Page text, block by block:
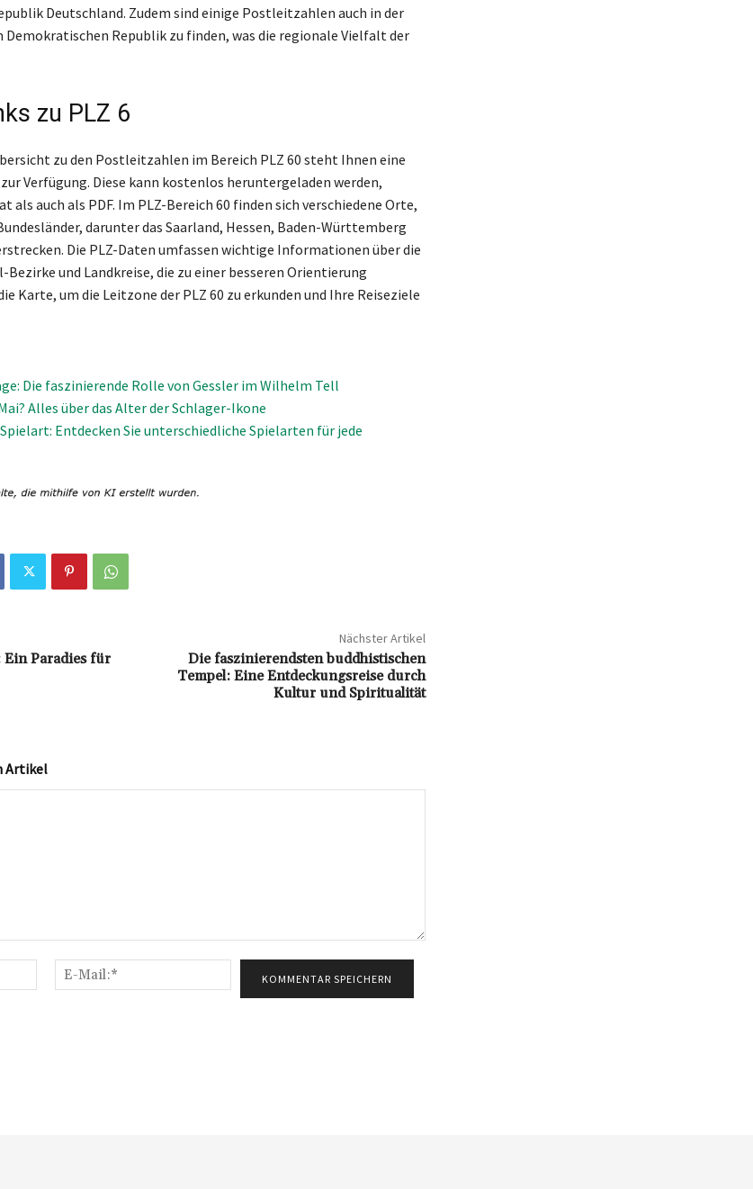
Deutschland. Zudem sind einige Postleitzahlen auch in der
Demokratischen Republik zu finden, was die regionale Vielfalt der
zu PLZ 6
zu den Postleitzahlen im Bereich PLZ 60 steht Ihnen eine
Verfügung. Diese kann kostenlos heruntergeladen werden,
als auch als PDF. Im PLZ-Bereich 60 finden sich verschiedene Orte,
darunter das Saarland, Hessen, Baden-Württemberg
Die PLZ-Daten umfassen wichtige Informationen über die
und Landkreise, die zu einer besseren Orientierung
Karte, um die Leitzone der PLZ 60 zu erkunden und Ihre Reiseziele
Die faszinierende Rolle von Gessler im Wilhelm Tell
Alles über das Alter der Schlager-Ikone
Entdecken Sie unterschiedliche Spielarten für jede
Ein Paradies für
Nächster Artikel
Die faszinierendsten buddhistischen
Tempel: Eine Entdeckungsreise durch
Kultur und Spiritualität
Artikel
Name:*
Mail:*